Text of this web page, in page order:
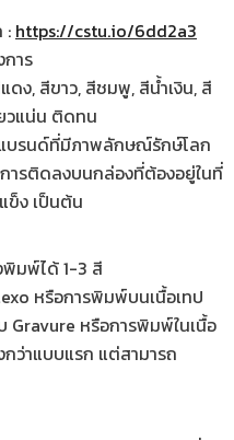
: https://cstu.io/6dd2a3
าร
ดง, สีขาว, สีชมพู, สีน้ำเงิน, สี
วแน่น ติดทน
แบรนด์ที่มีภาพลักษณ์รักษ์โลก
การติดลงบนกล่องที่ต้องอยู่ในที่
ง เป็นต้น
มพ์ได้ 1-3 สี
หรือการพิมพ์บนเนื้อเทป
Gravure หรือการพิมพ์ในเนื้อ
ว่าแบบแรก แต่สามารถ